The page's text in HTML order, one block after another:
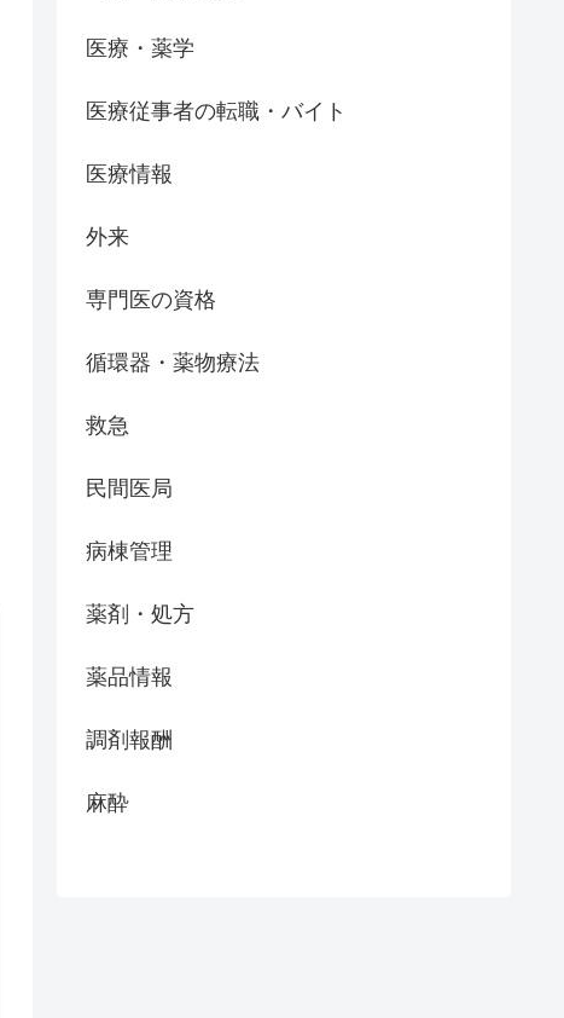
医療・薬学
医療従事者の転職・バイト
医療情報
外来
専門医の資格
循環器・薬物療法
救急
民間医局
病棟管理
薬剤・処方
薬品情報
調剤報酬
麻酔